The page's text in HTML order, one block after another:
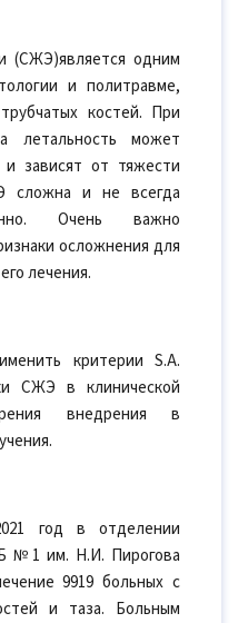
(СЖЭ)является одним
и политравме,
костей. При
летальность может
зависят от тяжести
сложна и не всегда
Очень важно
осложнения для
лечения.
критерии S.A.
СЖЭ в клинической
внедрения в
год в отделении
№1 им. Н.И. Пирогова
9919 больных с
и таза. Больным